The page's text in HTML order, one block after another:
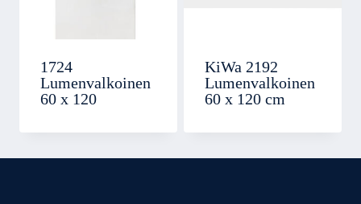
1724
Lumenvalkoinen
60 x 120
KiWa 2192
Lumenvalkoinen
60 x 120 cm